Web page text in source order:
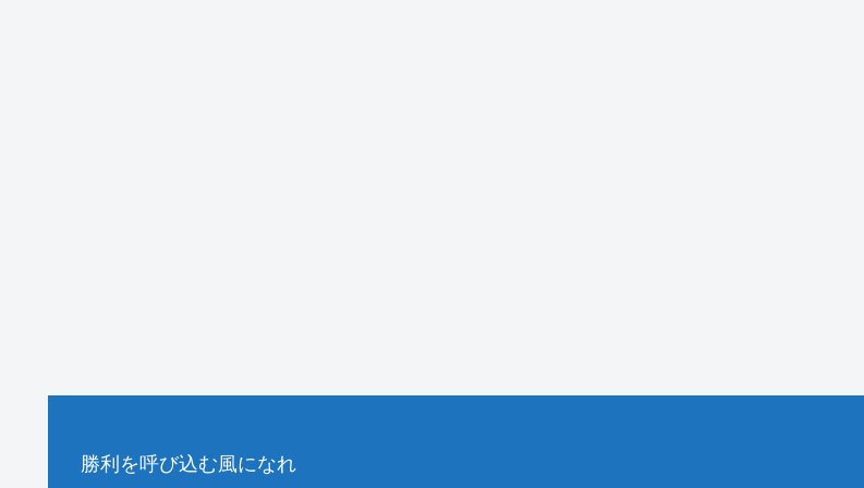
勝利を呼び込む風になれ